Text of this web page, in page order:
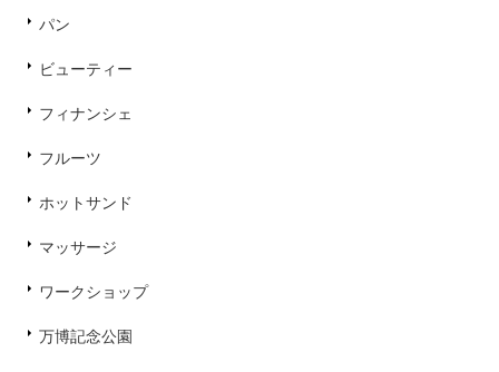
パン
ビューティー
フィナンシェ
フルーツ
ホットサンド
マッサージ
ワークショップ
万博記念公園